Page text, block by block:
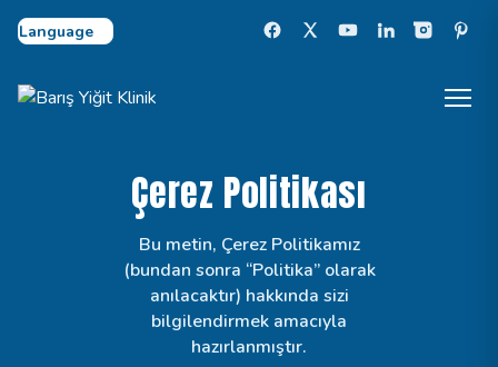
Select Language
Çerez Politikası
Bu metin, Çerez Politikamız
(bundan sonra “Politika” olarak
anılacaktır) hakkında sizi
bilgilendirmek amacıyla
hazırlanmıştır.